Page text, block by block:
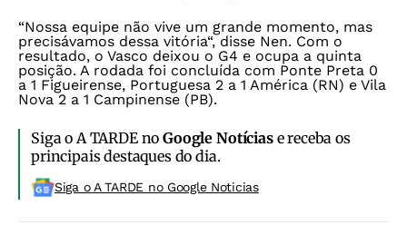
“Nossa equipe não vive um grande momento, mas
precisávamos dessa vitória“, disse Nen. Com o
resultado, o Vasco deixou o G4 e ocupa a quinta
posição. A rodada foi concluída com Ponte Preta 0
a 1 Figueirense, Portuguesa 2 a 1 América (RN) e Vila
Nova 2 a 1 Campinense (PB).
Siga o A TARDE noGoogle Notíciase receba os
principais destaques do dia.
Siga o A TARDE no Google Noticias